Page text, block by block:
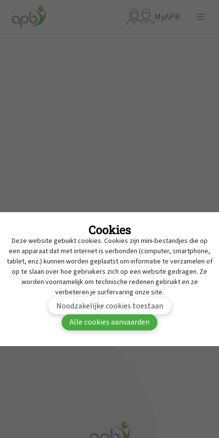
MyAPB
MyAPB
Om deze inhoud te bekijken moet je aangemeld
zijn in MyAPB.
Aanmelden Word lid van APB
APBnews
Werken bij APB
Dienst geneesmiddelen onderzoek
Contact
Cookies
Deze website gebuikt cookies. Cookies zijn mini-bestandjes die op
een apparaat dat met internet is verbonden (computer, smartphone,
tablet, enz.) kunnen worden geplaatst om informatie te verzamelen of
op te slaan over hoe gebruikers zich op een website gedragen. Ze
worden voornamelijk om technische redenen gebruikt en ze
verbeteren je surfervaring onze site.
Noodzakelijke cookies toestaan
Alle cookies aanvaarden